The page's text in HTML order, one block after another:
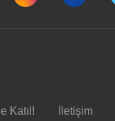
Katıl! İletişim